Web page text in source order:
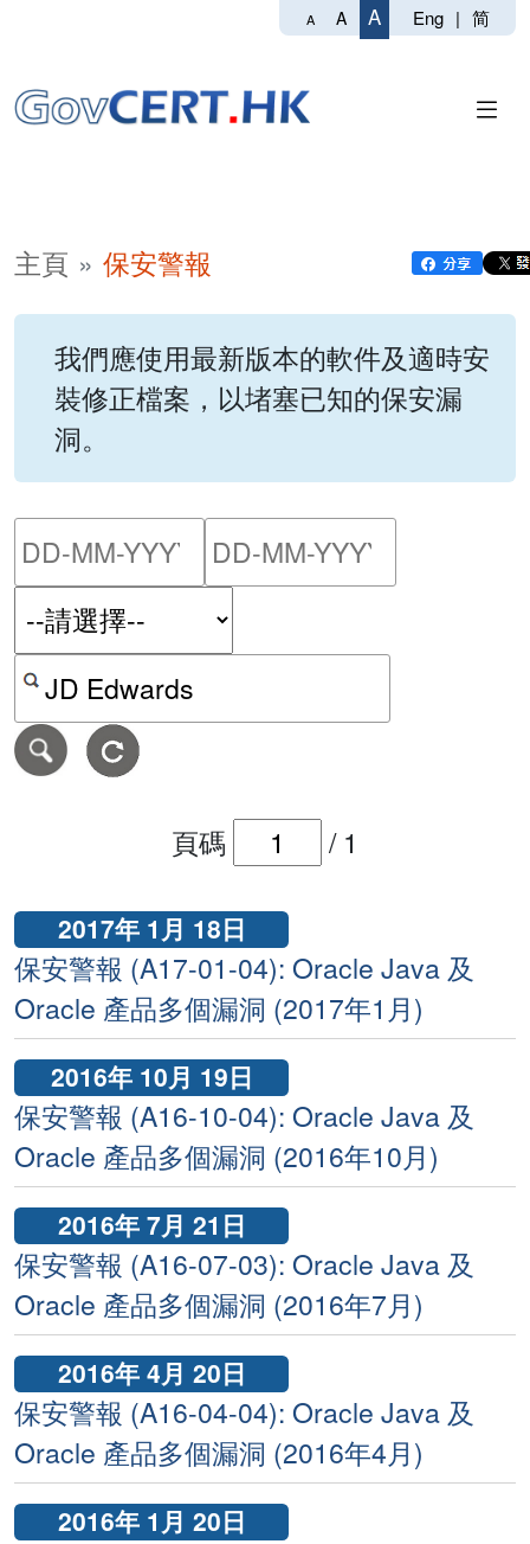
A A A Eng | 简
主頁 保安警報
我們應使用最新版本的軟件及適時安
裝修正檔案，以堵塞已知的保安漏
洞。
請輸入搜尋日期範圍的開
按關鍵字或 CVE ID 搜尋保安警報
頁碼 / 1
2017年 1月 18日
保安警報 (A17-01-04): Oracle Java 及
Oracle 產品多個漏洞 (2017年1月)
2016年 10月 19日
保安警報 (A16-10-04): Oracle Java 及
Oracle 產品多個漏洞 (2016年10月)
2016年 7月 21日
保安警報 (A16-07-03): Oracle Java 及
Oracle 產品多個漏洞 (2016年7月)
2016年 4月 20日
保安警報 (A16-04-04): Oracle Java 及
Oracle 產品多個漏洞 (2016年4月)
2016年 1月 20日